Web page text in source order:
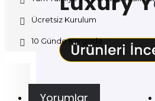
Ücretsiz Kurulum
10 Günde Kargoda
Yorumlar